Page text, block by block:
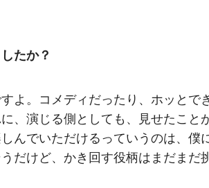
たか？
よ。コメディだったり、ホッとで
、演じる側としても、見せたこと
んでいただけるっていうのは、僕
だけど、かき回す役柄はまだまだ